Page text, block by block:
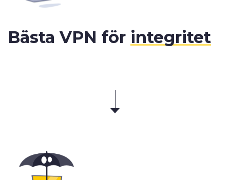
Bästa VPN för integritet